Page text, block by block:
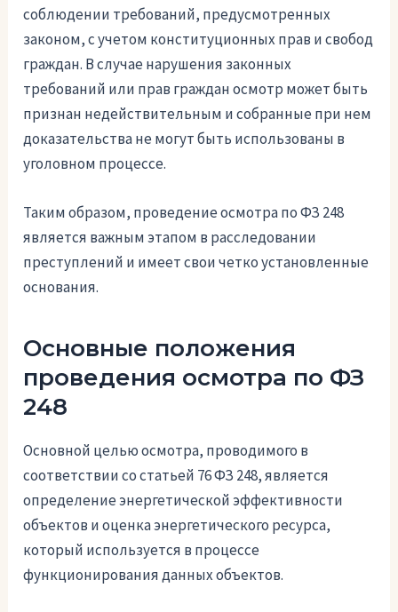
соблюдении требований, предусмотренных
законом, с учетом конституционных прав и свобод
граждан. В случае нарушения законных
требований или прав граждан осмотр может быть
признан недействительным и собранные при нем
доказательства не могут быть использованы в
уголовном процессе.
Таким образом, проведение осмотра по ФЗ 248
является важным этапом в расследовании
преступлений и имеет свои четко установленные
основания.
Основные положения
проведения осмотра по ФЗ
248
Основной целью осмотра, проводимого в
соответствии со статьей 76 ФЗ 248, является
определение энергетической эффективности
объектов и оценка энергетического ресурса,
который используется в процессе
функционирования данных объектов.